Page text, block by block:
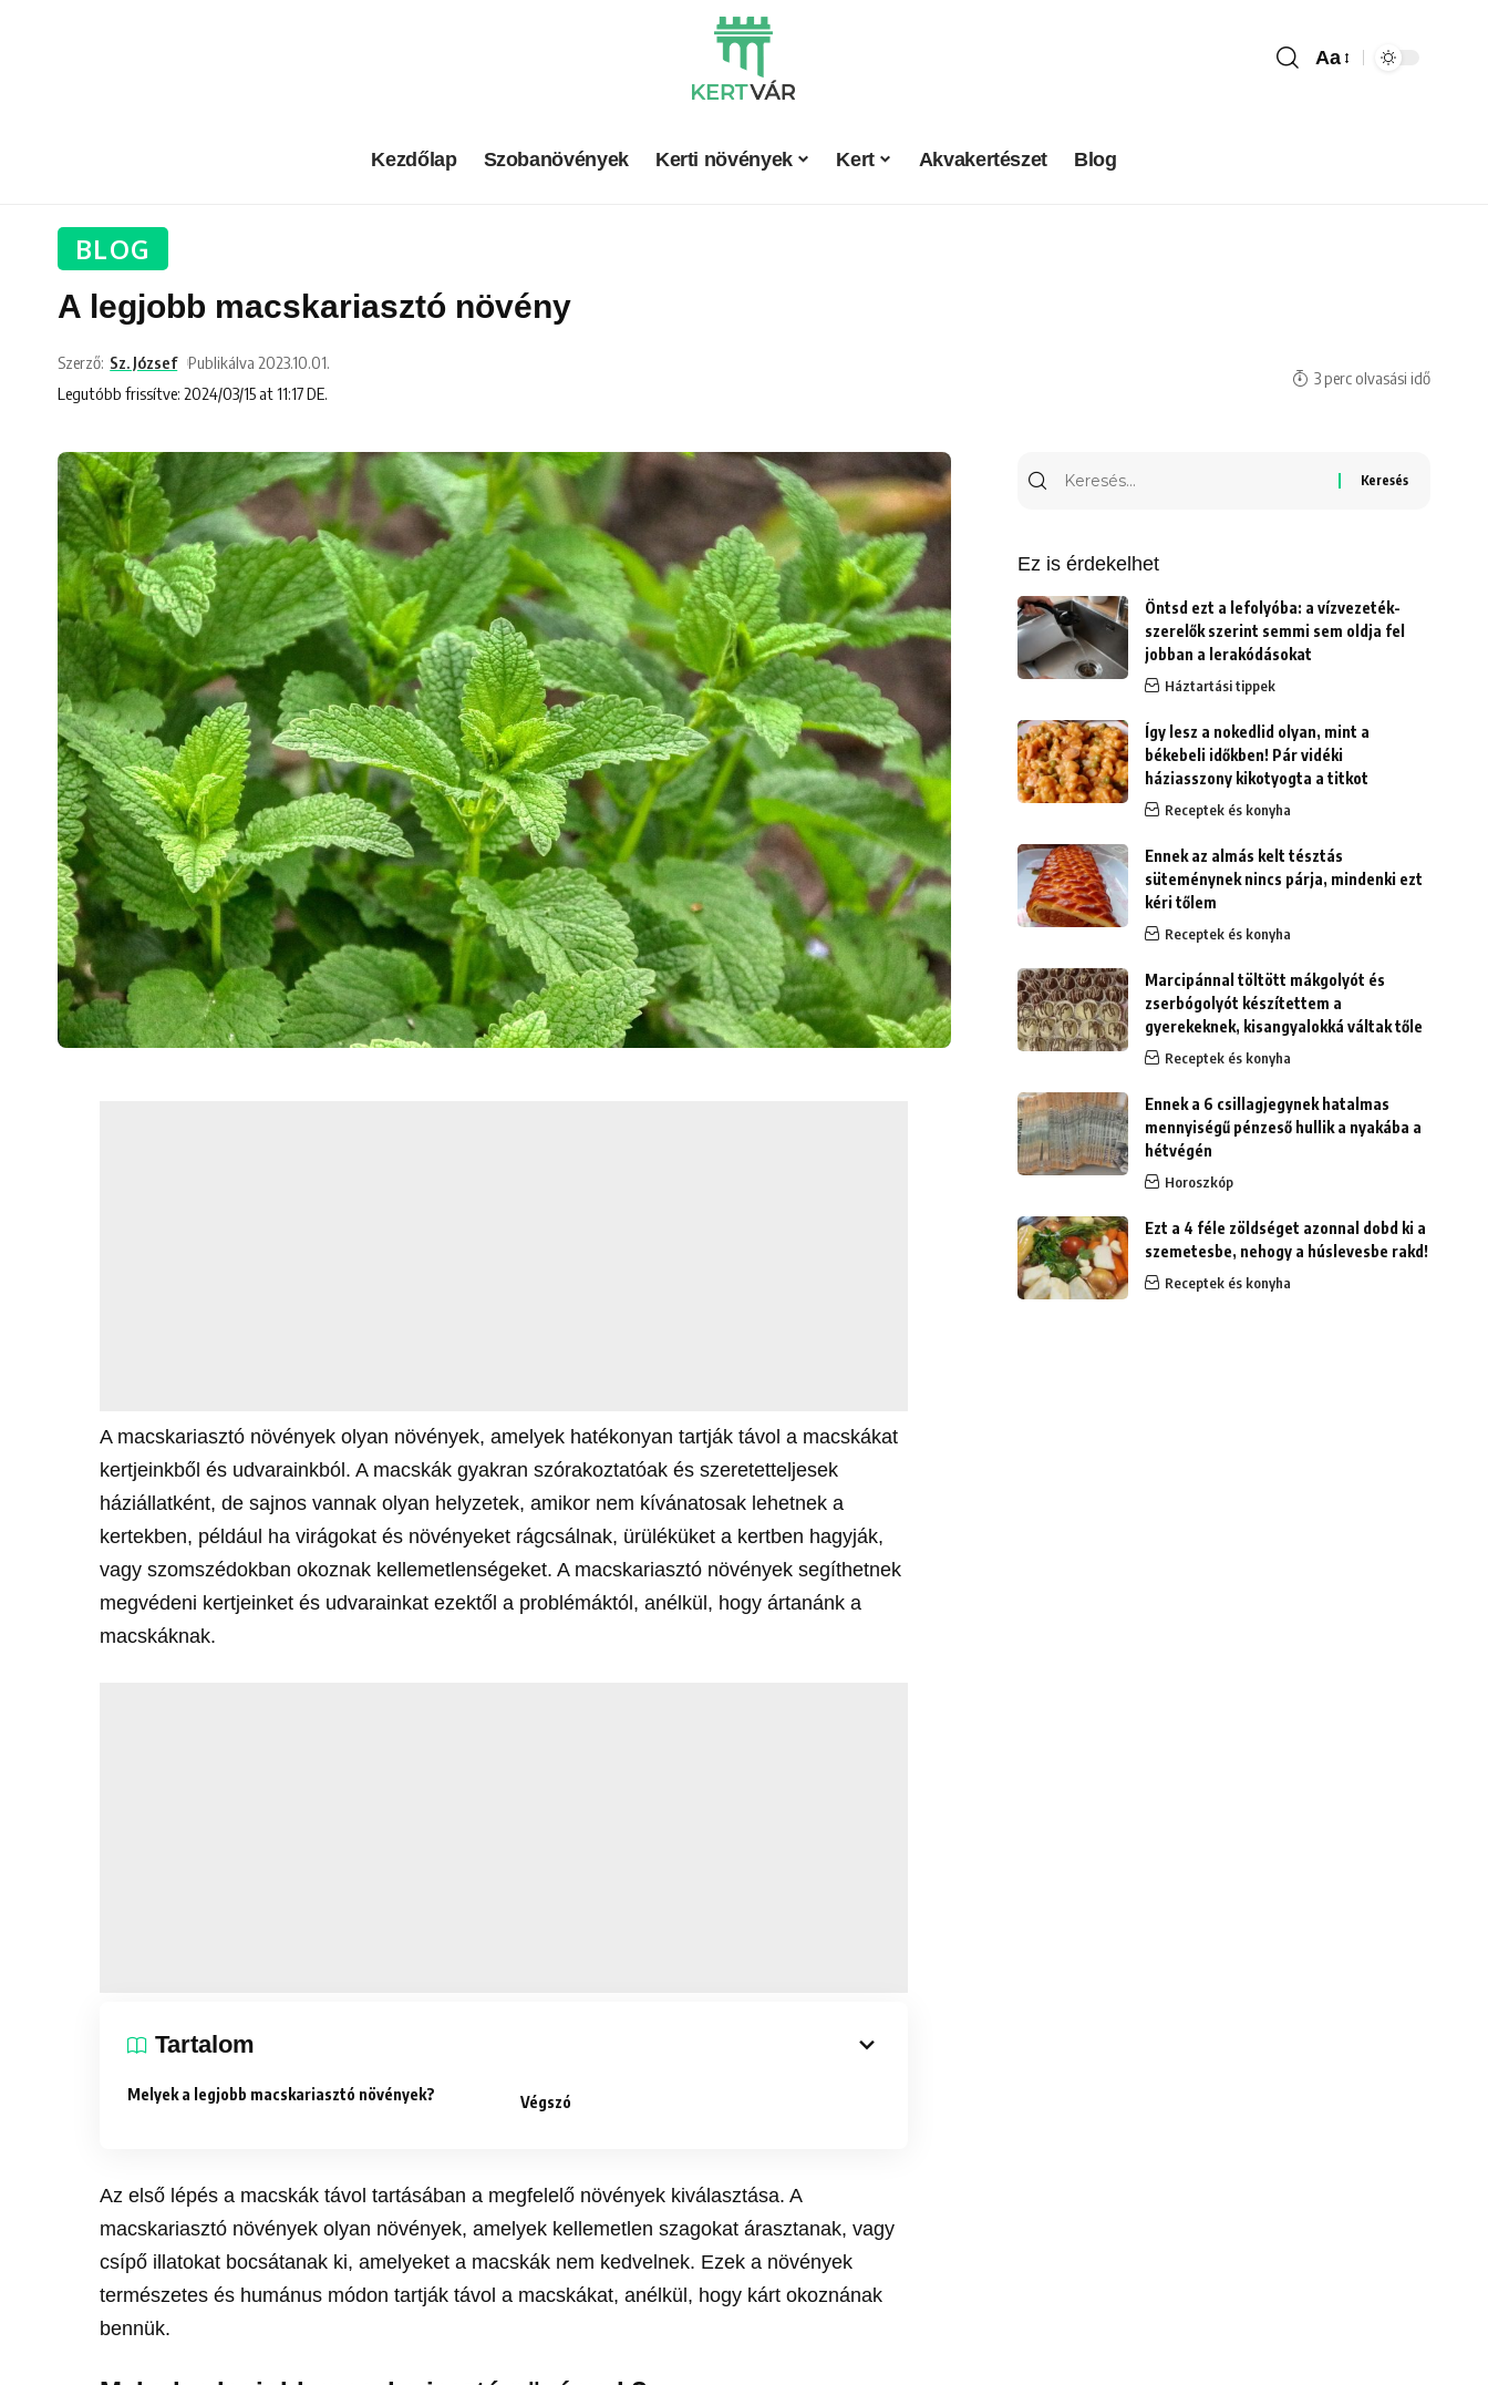
Aa
Kezdőlap Szobanövények Kerti növények Kert Akvakertészet Blog
BLOG
A legjobb macskariasztó növény
Legutóbb frissítve: 2024/03/15 at 11:17 DE.
Szerző: Sz. József Publikálva 2023.10.01.
3 perc olvasási idő
A macskariasztó növények olyan növények, amelyek hatékonyan tartják távol a macskákat
kertjeinkből és udvarainkból. A macskák gyakran szórakoztatóak és szeretetteljesek
háziállatként, de sajnos vannak olyan helyzetek, amikor nem kívánatosak lehetnek a
kertekben, például ha virágokat és növényeket rágcsálnak, ürüléküket a kertben hagyják,
vagy szomszédokban okoznak kellemetlenségeket. A macskariasztó növények segíthetnek
megvédeni kertjeinket és udvarainkat ezektől a problémáktól, anélkül, hogy ártanánk a
macskáknak.
Tartalom
Melyek a legjobb macskariasztó növények? Végszó
Az első lépés a macskák távol tartásában a megfelelő növények kiválasztása. A
macskariasztó növények olyan növények, amelyek kellemetlen szagokat árasztanak, vagy
csípő illatokat bocsátanak ki, amelyeket a macskák nem kedvelnek. Ezek a növények
természetes és humánus módon tartják távol a macskákat, anélkül, hogy kárt okoznának
bennük.
Ez is érdekelhet
Öntsd ezt a lefolyóba: a vízvezeték-
szerelők szerint semmi sem oldja fel
jobban a lerakódásokat
Háztartási tippek
Így lesz a nokedlid olyan, mint a
békebeli időkben! Pár vidéki
háziasszony kikotyogta a titkot
Receptek és konyha
Ennek az almás kelt tésztás
süteménynek nincs párja, mindenki ezt
kéri tőlem
Receptek és konyha
Marcipánnal töltött mákgolyót és
zserbógolyót készítettem a
gyerekeknek, kisangyalokká váltak tőle
Receptek és konyha
Ennek a 6 csillagjegynek hatalmas
mennyiségű pénzeső hullik a nyakába a
hétvégén
Horoszkóp
Ezt a 4 féle zöldséget azonnal dobd ki a
szemetesbe, nehogy a húslevesbe rakd!
Receptek és konyha